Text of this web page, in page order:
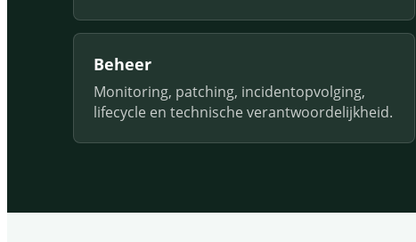
Beheer
Monitoring, patching, incidentopvolging,
lifecycle en technische verantwoordelijkheid.